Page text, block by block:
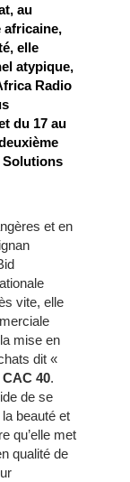
au
africaine,
elle
atypique,
Radio
du 17 au
Solutions
et en
vite, elle
mise en
dit «
CAC 40.
de se
beauté et
qu’elle met
qualité de